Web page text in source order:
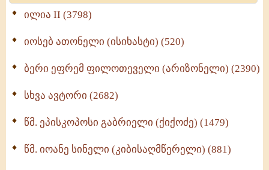
Wisdomge (514)
ქადაგებანი გაბრიელ ეპისკოპოსისა - II ტომი
სულიერი ცხოვრების სახელმძღვანელო -
ნაწილი II (369)
ილია II (3798)
იოსებ ათონელი (ისიხასტი) (520)
ბერი ეფრემ ფილოთეველი (არიზონელი) (2390)
სხვა ავტორი (2682)
წმ. ეპისკოპოსი გაბრიელი (ქიქოძე) (1479)
წმ. იოანე სინელი (კიბისაღმწერელი) (881)